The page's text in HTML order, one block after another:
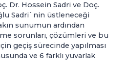
Dr. Hossein Sadri ve Doç.
Sadri`nin üstleneceği
sunumun ardından
sorunları, çözümleri ve bu
geçiş sürecinde yapılması
ve 6 farklı yuvarlak